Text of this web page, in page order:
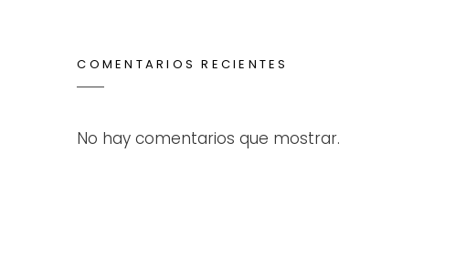
COMENTARIOS RECIENTES
No hay comentarios que mostrar.